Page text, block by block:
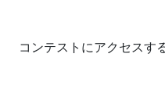
コンテストにアクセスす